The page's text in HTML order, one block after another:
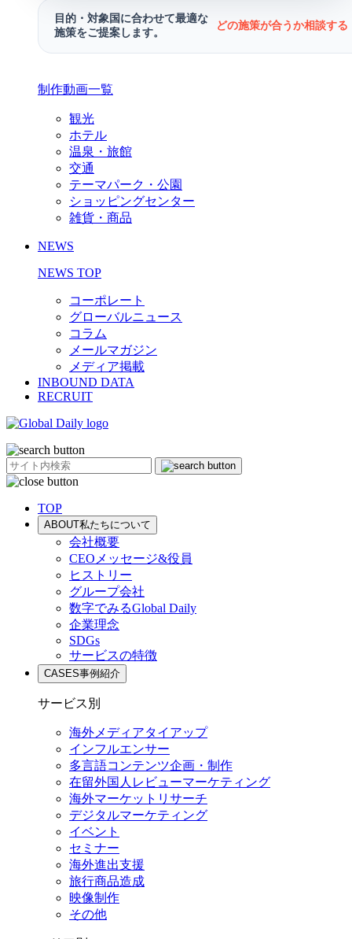
目的・対象国に合わせて最適な
施策をご提案します。
どの施策が合うか相談す
制作動画一覧
観光
ホテル
温泉・旅館
交通
テーマパーク・公園
ショッピングセンター
雑貨・商品
NEWS
NEWS TOP
コーポレート
グローバルニュース
コラム
メールマガジン
メディア掲載
INBOUND DATA
RECRUIT
TOP
ABOUT私たちについて
会社概要
CEOメッセージ&役員
ヒストリー
グループ会社
数字でみるGlobal Daily
企業理念
SDGs
サービスの特徴
CASES事例紹介
サービス別
海外メディアタイアップ
インフルエンサー
多言語コンテンツ企画・制作
在留外国⼈レビューマーケティング
海外マーケットリサーチ
デジタルマーケティング
イベント
セミナー
海外進出支援
旅行商品造成
映像制作
その他